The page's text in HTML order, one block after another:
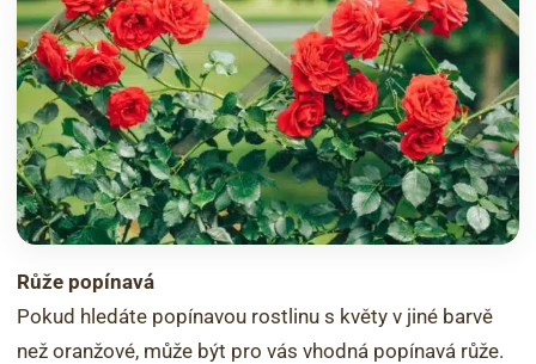
Růže popínavá
Pokud hledáte popínavou rostlinu s květy v jiné barvě
než oranžové, může být pro vás vhodná popínavá růže.